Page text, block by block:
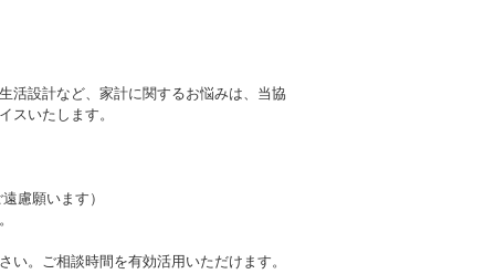
活設計など、家計に関するお悩みは、当協
スいたします。
慮願います）
。ご相談時間を有効活用いただけます。